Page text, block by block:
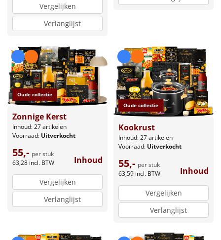
Vergelijken
Verlanglijst
Oude collectie
Zonnige Kerst
Inhoud: 27 artikelen
Voorraad: Uitverkocht
55,- per stuk
63,28 incl. BTW Inhoud
Vergelijken
Verlanglijst
Oude collectie
Kookrust
Inhoud: 27 artikelen
Voorraad: Uitverkocht
55,- per stuk
63,59 incl. BTW Inhoud
Vergelijken
Verlanglijst